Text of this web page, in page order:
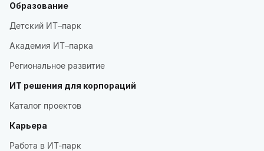
Образование
Детский ИТ–парк
Академия ИТ–парка
Региональное развитие
ИТ решения для корпораций
Каталог проектов
Карьера
Работа в ИТ-парк